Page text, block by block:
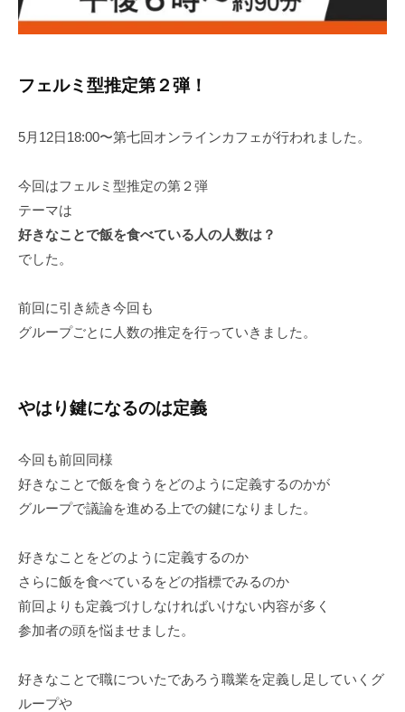
フェルミ型推定第２弾！
5月12日18:00〜第七回オンラインカフェが行われました。
今回はフェルミ型推定の第２弾
テーマは
好きなことで飯を食べている人の人数は？
でした。
前回に引き続き今回も
グループごとに人数の推定を行っていきました。
やはり鍵になるのは定義
今回も前回同様
好きなことで飯を食うをどのように定義するのかが
グループで議論を進める上での鍵になりました。
好きなことをどのように定義するのか
さらに飯を食べているをどの指標でみるのか
前回よりも定義づけしなければいけない内容が多く
参加者の頭を悩ませました。
好きなことで職についたであろう職業を定義し足していくグ
ループや